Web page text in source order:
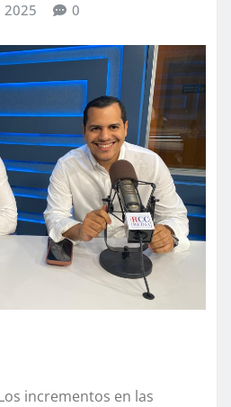
2025 0
incrementos en las